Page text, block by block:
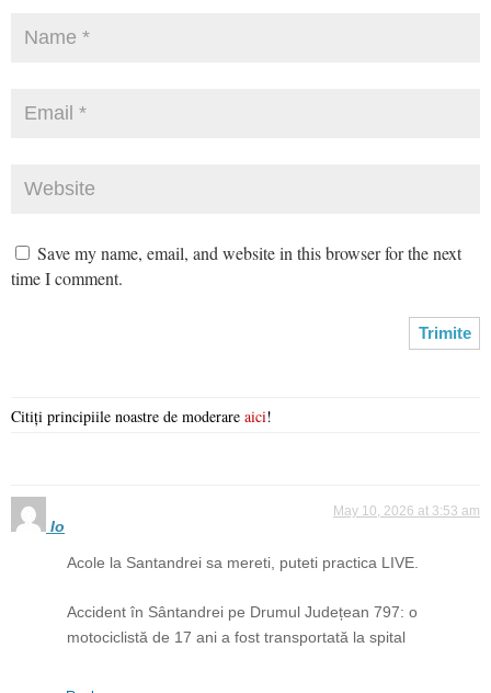
Save my name, email, and website in this browser for the next
time I comment.
Citiți principiile noastre de moderare aici!
Io
May 10, 2026 at 3:53 am
Acole la Santandrei sa mereti, puteti practica LIVE.
Accident în Sântandrei pe Drumul Județean 797: o
motociclistă de 17 ani a fost transportată la spital